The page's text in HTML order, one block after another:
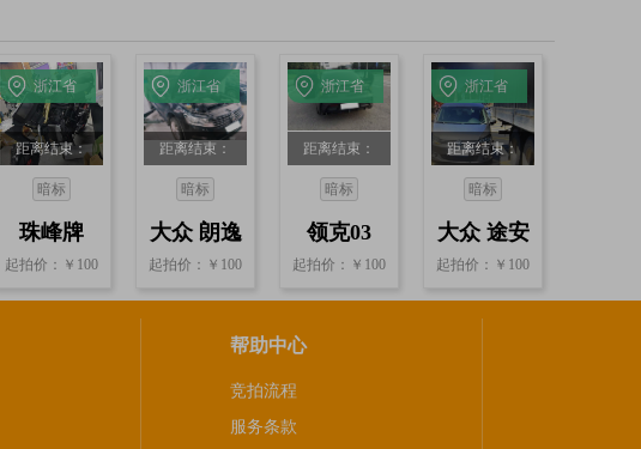
浙江省
金华
距离结束：
21小时3分40
暗标
珠峰牌
起拍价：￥100
浙江省
宁波
距离结束：
21小时2分40
暗标
大众 朗逸
起拍价：￥100
浙江省
宁波
距离结束：
21小时2分40
暗标
领克03
起拍价：￥100
浙江省
杭州
距离结束：
20小时54分
暗标
大众 途安
起拍价：￥100
帮助中心
竞拍流程
服务条款